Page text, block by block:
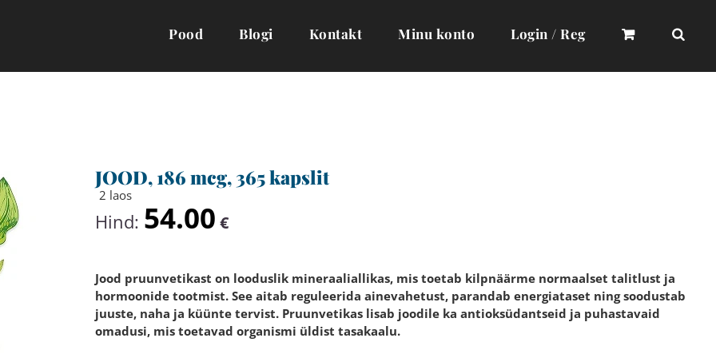
Pood Blogi Kontakt Minu konto Login / Reg
JOOD, 186 mcg, 365 kapslit
2 laos
Hind: 54.00 €
Jood pruunvetikast on looduslik mineraaliallikas, mis toetab kilpnäärme normaalset talitlust ja
hormoonide tootmist. See aitab reguleerida ainevahetust, parandab energiataset ning soodustab
juuste, naha ja küünte tervist. Pruunvetikas lisab joodile ka antioksüdantseid ja puhastavaid
omadusi, mis toetavad organismi üldist tasakaalu.